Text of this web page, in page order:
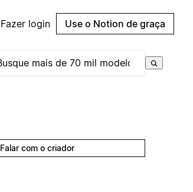
Fazer login Use o Notion de graça
Falar com o criador